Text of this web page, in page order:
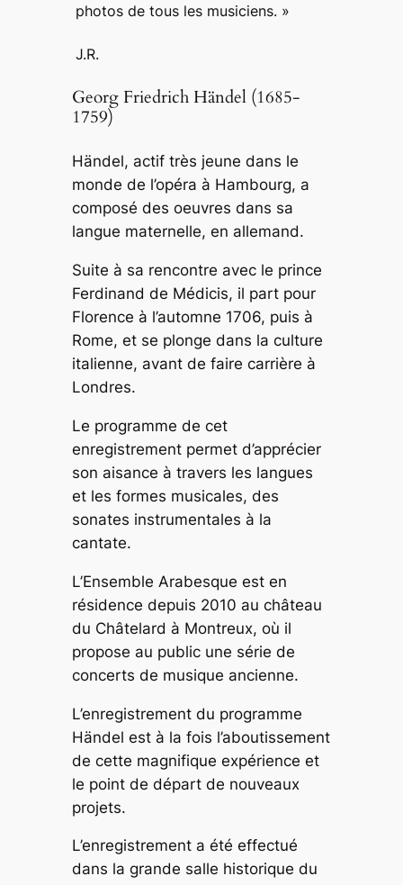
photos de tous les musiciens. »
J.R.
Georg Friedrich Händel (1685-
1759)
Händel, actif très jeune dans le
monde de l’opéra à Hambourg, a
composé des oeuvres dans sa
langue maternelle, en allemand.
Suite à sa rencontre avec le prince
Ferdinand de Médicis, il part pour
Florence à l’automne 1706, puis à
Rome, et se plonge dans la culture
italienne, avant de faire carrière à
Londres.
Le programme de cet
enregistrement permet d’apprécier
son aisance à travers les langues
et les formes musicales, des
sonates instrumentales à la
cantate.
L’Ensemble Arabesque est en
résidence depuis 2010 au château
du Châtelard à Montreux, où il
propose au public une série de
concerts de musique ancienne.
L’enregistrement du programme
Händel est à la fois l’aboutissement
de cette magnifique expérience et
le point de départ de nouveaux
projets.
L’enregistrement a été effectué
dans la grande salle historique du